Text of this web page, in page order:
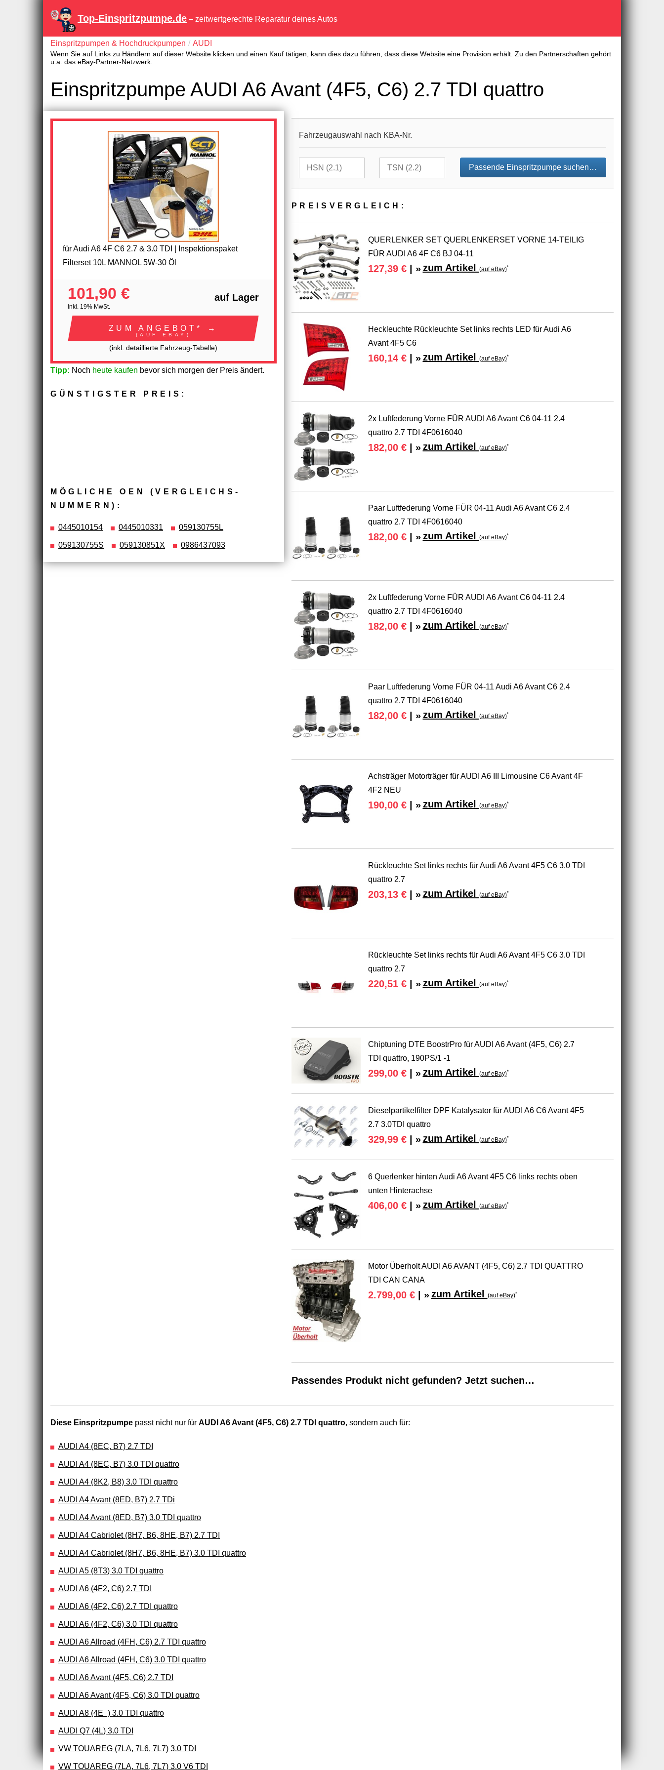
Top-Einspritzpumpe.de – zeitwertgerechte Reparatur deines Autos
Einspritzpumpen & Hochdruckpumpen AUDI
Wenn Sie auf Links zu Händlern auf dieser Website klicken und einen Kauf tätigen, kann dies dazu führen, dass diese Website eine Provision erhält. Zu den Partnerschaften gehört
u.a. das eBay-Partner-Netzwerk.
Einspritzpumpe AUDI A6 Avant (4F5, C6) 2.7 TDI quattro
für Audi A6 4F C6 2.7 & 3.0 TDI | Inspektionspaket
Filterset 10L MANNOL 5W-30 Öl
101,90 €
inkl. 19% MwSt.
auf Lager
ZUM ANGEBOT* →
(AUF EBAY)
(inkl. detaillierte Fahrzeug-Tabelle)
Tipp: Noch heute kaufen bevor sich morgen der Preis ändert.
GÜNSTIGSTER PREIS:
MÖGLICHE OEN (VERGLEICHS­
NUMMERN):
0445010154 0445010331 059130755L
059130755S 059130851X 0986437093
Fahrzeugauswahl nach KBA-Nr.
Passende Einspritzpumpe suchen…
PREIS­VER­GLEICH:
QUERLENKER SET QUERLENKERSET VORNE 14-TEILIG
FÜR AUDI A6 4F C6 BJ 04-11
127,39 €| » zum Artikel (auf eBay)*
Heckleuchte Rückleuchte Set links rechts LED für Audi A6
Avant 4F5 C6
160,14 €| » zum Artikel (auf eBay)*
2x Luftfederung Vorne FÜR AUDI A6 Avant C6 04-11 2.4
quattro 2.7 TDI 4F0616040
182,00 €| » zum Artikel (auf eBay)*
Paar Luftfederung Vorne FÜR 04-11 Audi A6 Avant C6 2.4
quattro 2.7 TDI 4F0616040
182,00 €| » zum Artikel (auf eBay)*
2x Luftfederung Vorne FÜR AUDI A6 Avant C6 04-11 2.4
quattro 2.7 TDI 4F0616040
182,00 €| » zum Artikel (auf eBay)*
Paar Luftfederung Vorne FÜR 04-11 Audi A6 Avant C6 2.4
quattro 2.7 TDI 4F0616040
182,00 €| » zum Artikel (auf eBay)*
Achsträger Motorträger für AUDI A6 III Limousine C6 Avant 4F
4F2 NEU
190,00 €| » zum Artikel (auf eBay)*
Rückleuchte Set links rechts für Audi A6 Avant 4F5 C6 3.0 TDI
quattro 2.7
203,13 €| » zum Artikel (auf eBay)*
Rückleuchte Set links rechts für Audi A6 Avant 4F5 C6 3.0 TDI
quattro 2.7
220,51 €| » zum Artikel (auf eBay)*
Chiptuning DTE BoostrPro für AUDI A6 Avant (4F5, C6) 2.7
TDI quattro, 190PS/1 -1
299,00 €| » zum Artikel (auf eBay)*
Dieselpartikelfilter DPF Katalysator für AUDI A6 C6 Avant 4F5
2.7 3.0TDI quattro
329,99 €| » zum Artikel (auf eBay)*
6 Querlenker hinten Audi A6 Avant 4F5 C6 links rechts oben
unten Hinterachse
406,00 €| » zum Artikel (auf eBay)*
Motor Überholt AUDI A6 AVANT (4F5, C6) 2.7 TDI QUATTRO
TDI CAN CANA
2.799,00 €| » zum Artikel (auf eBay)*
Passendes Produkt nicht gefunden? Jetzt suchen…
Diese Einspritzpumpe passt nicht nur für AUDI A6 Avant (4F5, C6) 2.7 TDI quattro, sondern auch für:
AUDI A4 (8EC, B7) 2.7 TDI
AUDI A4 (8EC, B7) 3.0 TDI quattro
AUDI A4 (8K2, B8) 3.0 TDI quattro
AUDI A4 Avant (8ED, B7) 2.7 TDi
AUDI A4 Avant (8ED, B7) 3.0 TDI quattro
AUDI A4 Cabriolet (8H7, B6, 8HE, B7) 2.7 TDI
AUDI A4 Cabriolet (8H7, B6, 8HE, B7) 3.0 TDI quattro
AUDI A5 (8T3) 3.0 TDI quattro
AUDI A6 (4F2, C6) 2.7 TDI
AUDI A6 (4F2, C6) 2.7 TDI quattro
AUDI A6 (4F2, C6) 3.0 TDI quattro
AUDI A6 Allroad (4FH, C6) 2.7 TDI quattro
AUDI A6 Allroad (4FH, C6) 3.0 TDI quattro
AUDI A6 Avant (4F5, C6) 2.7 TDI
AUDI A6 Avant (4F5, C6) 3.0 TDI quattro
AUDI A8 (4E_) 3.0 TDI quattro
AUDI Q7 (4L) 3.0 TDI
VW TOUAREG (7LA, 7L6, 7L7) 3.0 TDI
VW TOUAREG (7LA, 7L6, 7L7) 3.0 V6 TDI